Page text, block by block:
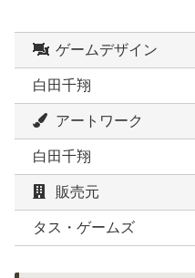
ゲームデザイン
白田千翔
アートワーク
白田千翔
販売元
タス・ゲームズ